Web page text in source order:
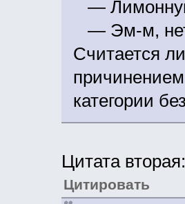
—
— Эм-м,
Считается
категории
Цитата вторая:
Цитировать